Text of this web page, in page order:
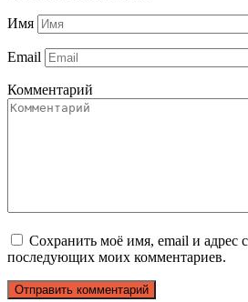
Имя
Email
Комментарий
Сохранить моё имя, email и адрес
последующих моих комментариев.